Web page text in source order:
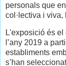
personals que
col·lectiva i viva,
L'exposició és
l’any 2019 a
establiments
s’han